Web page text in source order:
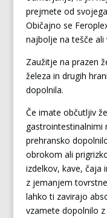
prejmete od
Običajno se
najbolje na tešče
Zaužitje na prazen
železa in drugih
dopolnila.
Če imate občutljiv
prehransko
obrokom ali
izdelkov, kave, čaja
z jemanjem
lahko ti zavirajo
vzamete dopolnilo